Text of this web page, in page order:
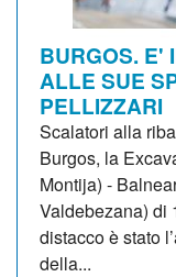
BURGOS. E'
ALLE SUE
PELLIZZARI
Scalatori alla
Burgos, la
Montija) -
Valdebezana) di
distacco è stato
della...